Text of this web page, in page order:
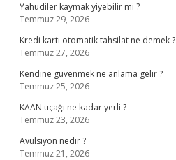
Yahudiler kaymak yiyebilir mi ?
Temmuz 29, 2026
Kredi kartı otomatik tahsilat ne demek ?
Temmuz 27, 2026
Kendine güvenmek ne anlama gelir ?
Temmuz 25, 2026
KAAN uçağı ne kadar yerli ?
Temmuz 23, 2026
Avulsiyon nedir ?
Temmuz 21, 2026